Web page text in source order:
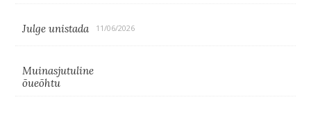
Julge unistada 11/06/2026
Muinasjutuline
õueõhtu